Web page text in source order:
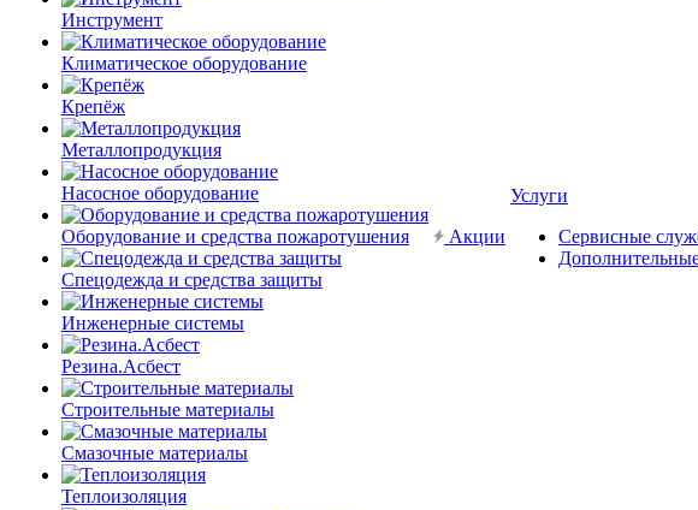
Инструмент
Климатическое оборудование
Крепёж
Металлопродукция
Насосное оборудование
Оборудование и средства пожаротушения
Спецодежда и средства защиты
Инженерные системы
Резина.Асбест
Строительные материалы
Смазочные материалы
Теплоизоляция
Акции
Услуги
Сервисные